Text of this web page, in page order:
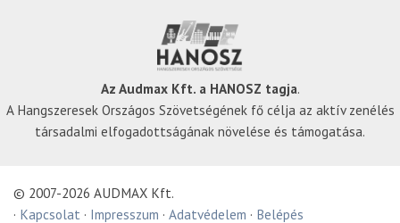
Az Audmax Kft. a HANOSZ tagja.
A Hangszeresek Országos Szövetségének fő célja az aktív zenélés
társadalmi elfogadottságának növelése és támogatása.
© 2007-2026 AUDMAX Kft.
· Kapcsolat · Impresszum · Adatvédelem · Belépés